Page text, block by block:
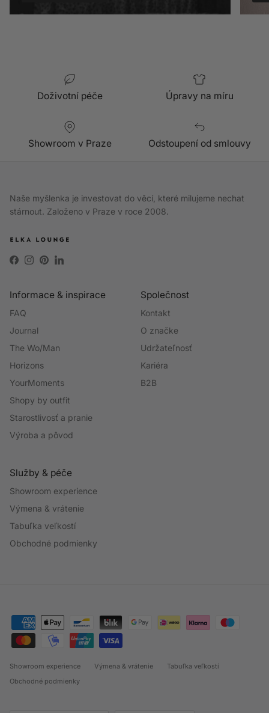
Doživotní péče Úpravy na míru
Showroom v Praze Odstoupení od smlouvy
Naše myšlenka je investovat do věcí, které milujeme nechat
stárnout. Založeno v Praze v roce 2008.
Facebook
Instagram
PinterestLinkedIn
Informace & inspirace
FAQ
Journal
The Wo/Man
Horizons
YourMoments
Shopy by outfit
Starostlivosť a pranie
Výroba a pôvod
Společnost
Kontakt
O značke
Udržateľnosť
Kariéra
B2B
Služby & péče
Showroom experience
Výmena & vrátenie
Tabuľka veľkostí
Obchodné podmienky
Showroom experience Výmena & vrátenie
Tabuľka veľkostí
Obchodné podmienky